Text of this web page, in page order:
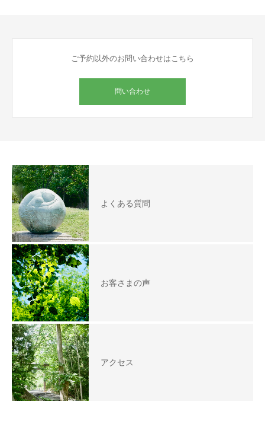
ご予約以外のお問い合わせはこちら
問い合わせ
よくある質問
お客さまの声
アクセス